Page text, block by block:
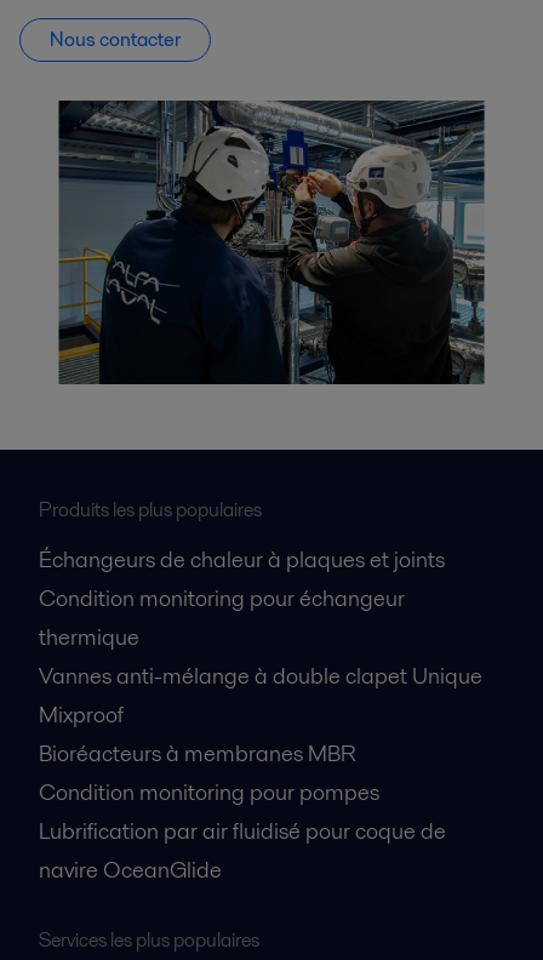
Nous contacter
Produits les plus populaires
Échangeurs de chaleur à plaques et joints
Condition monitoring pour échangeur
thermique
Vannes anti-mélange à double clapet Unique
Mixproof
Bioréacteurs à membranes MBR
Condition monitoring pour pompes
Lubrification par air fluidisé pour coque de
navire OceanGlide
Services les plus populaires